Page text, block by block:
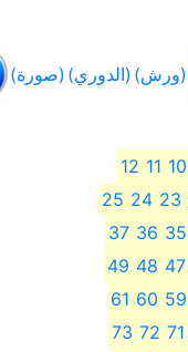
(ورش) (الدوري) (صورة)
10
11
12
23
24
25
35
36
37
47
48
49
59
60
61
71
72
73